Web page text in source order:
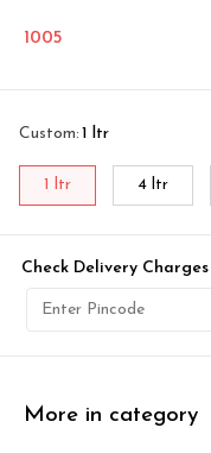
1005
Custom: 1 ltr
1 ltr 4 ltr
Check Delivery Charges
More in category